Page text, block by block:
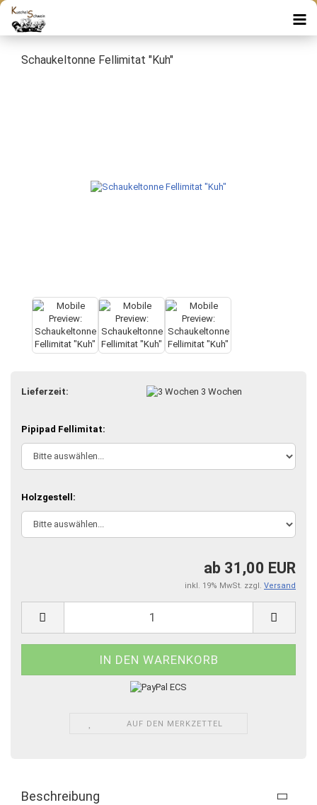
Schaukeltonne Fellimitat "Kuh"
Lieferzeit: 3 Wochen
Pipipad Fellimitat:
Holzgestell:
ab 31,00 EUR
inkl. 19% MwSt. zzgl. Versand
AUF DEN MERKZETTEL
Beschreibung